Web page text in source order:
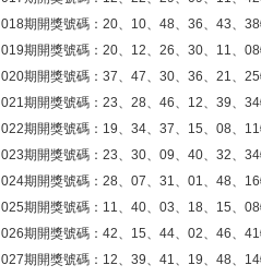
018期開獎號碼：20、10、48、36、43、
019期開獎號碼：20、12、26、30、11、
020期開獎號碼：37、47、30、36、21、
021期開獎號碼：23、28、46、12、39、
022期開獎號碼：19、34、37、15、08、
023期開獎號碼：23、30、09、40、32、
024期開獎號碼：28、07、31、01、48、
025期開獎號碼：11、40、03、18、15、
026期開獎號碼：42、15、44、02、46、
027期開獎號碼：12、39、41、19、48、